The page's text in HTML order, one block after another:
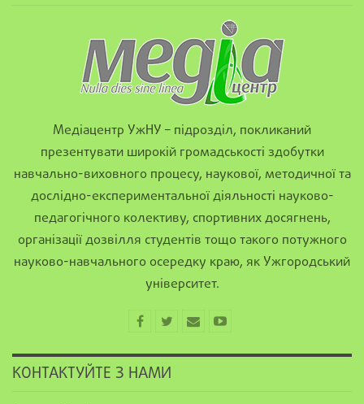
Медіацентр УжНУ – підрозділ, покликаний
презентувати широкій громадськості здобутки
навчально-виховного процесу, наукової, методичної та
дослідно-експериментальної діяльності науково-
педагогічного колективу, спортивних досягнень,
організації дозвілля студентів тощо такого потужного
науково-навчального осередку краю, як Ужгородський
університет.
КОНТАКТУЙТЕ З НАМИ